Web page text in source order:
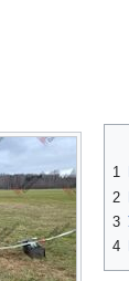
1
2
3
4